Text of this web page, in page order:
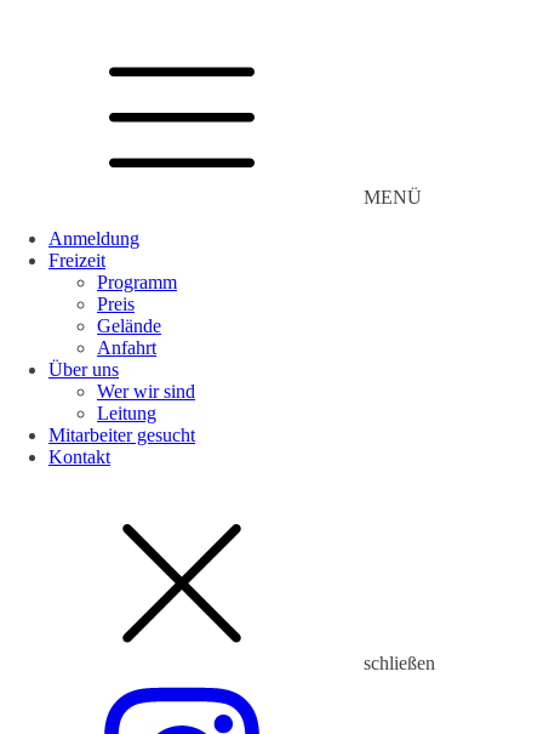
MENÜ
Anmeldung
Freizeit
Programm
Preis
Gelände
Anfahrt
Über uns
Wer wir sind
Leitung
Mitarbeiter gesucht
Kontakt
schließen